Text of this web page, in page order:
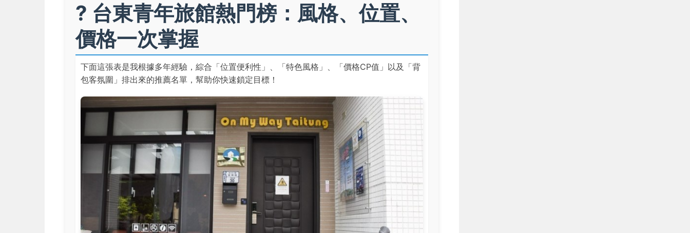
? 台東青年旅館熱門榜：風格、位置、
價格一次掌握
下面這張表是我根據多年經驗，綜合「位置便利性」、「特色風格」、「價格CP值」以及「背
包客氛圍」排出來的推薦名單，幫助你快速鎖定目標！